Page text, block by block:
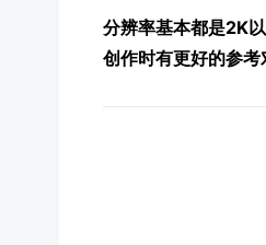
分辨率基本都是2K
创作时有更好的参考